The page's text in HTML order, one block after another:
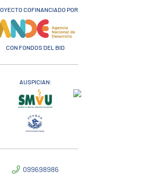
COFINANCIADO POR
CON FONDOS DEL BID
AUSPICIAN:
099698986